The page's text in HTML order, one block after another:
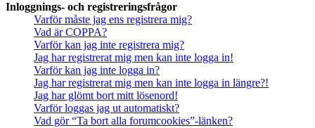
Inloggnings- och registreringsfrågor
Varför måste jag ens registrera mig?
Vad är COPPA?
Varför kan jag inte registrera mig?
Jag har registrerat mig men kan inte logga in!
Varför kan jag inte logga in?
Jag har registrerat mig men kan inte logga in längre?!
Jag har glömt bort mitt lösenord!
Varför loggas jag ut automatiskt?
Vad gör “Ta bort alla forumcookies”-länken?